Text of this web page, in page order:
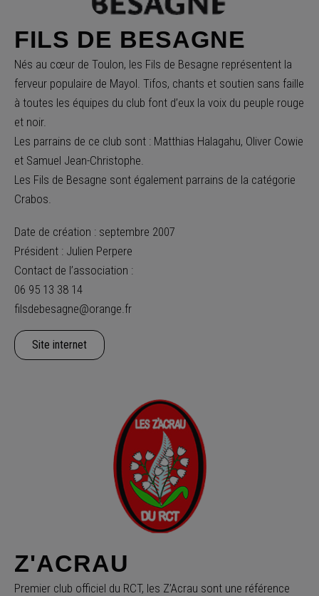
FILS DE BESAGNE
Nés au cœur de Toulon, les Fils de Besagne représentent la
ferveur populaire de Mayol. Tifos, chants et soutien sans faille
à toutes les équipes du club font d’eux la voix du peuple rouge
et noir.
Les parrains de ce club sont : Matthias Halagahu, Oliver Cowie
et Samuel Jean-Christophe.
Les Fils de Besagne sont également parrains de la catégorie
Crabos.
Date de création : septembre 2007
Président : Julien Perpere
Contact de l’association :
06 95 13 38 14
filsdebesagne@orange.fr
Site internet
Z'ACRAU
Premier club officiel du RCT, les Z’Acrau sont une référence